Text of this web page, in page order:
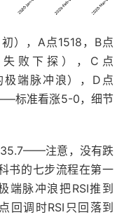
），A点1518，B点
失败下探），C点
端脉冲浪），D点
标准看涨5-0，细节
35.7——注意，没有跌
书的七步流程在第一
端脉冲浪把RSI推到
回调时RSI只回落到